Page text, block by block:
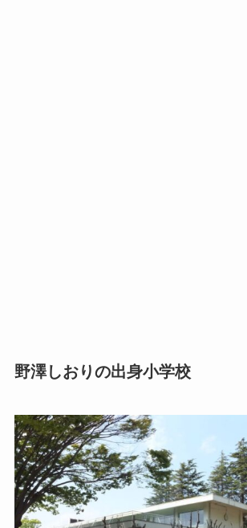
野澤しおりの出身小学校